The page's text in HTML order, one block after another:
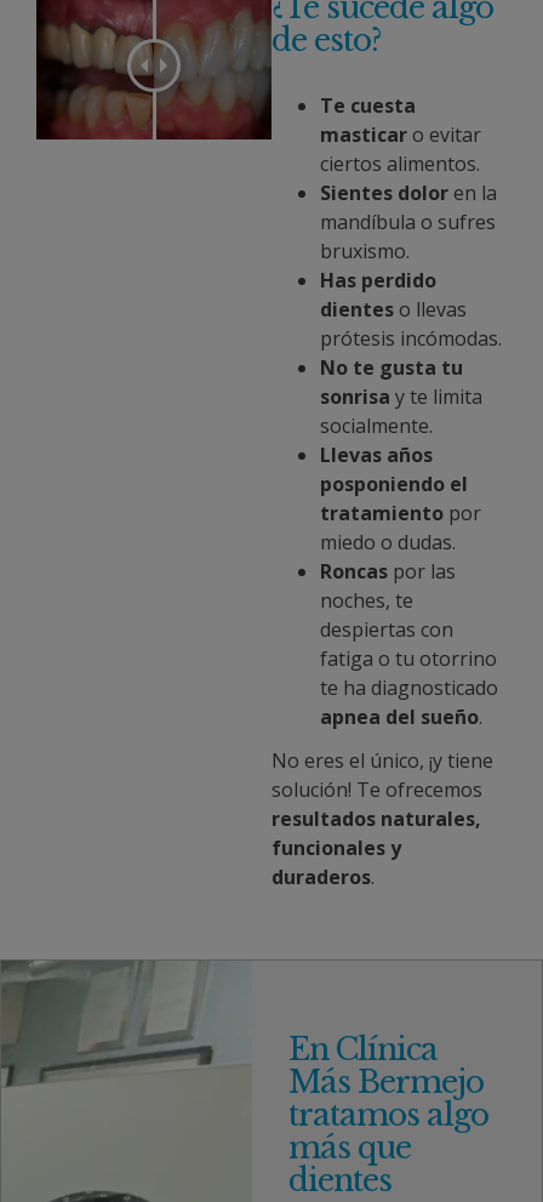
¿Te sucede algo
de esto?
Te cuesta
masticaro evitar
ciertos alimentos.
Sientes dolor en la
mandíbula o sufres
bruxismo.
Has perdido
dienteso llevas
prótesis incómodas.
No te gusta tu
sonrisa y te limita
socialmente.
Llevas años
posponiendo el
tratamiento por
miedo o dudas.
Roncas por las
noches, te
despiertas con
fatiga o tu otorrino
te ha diagnosticado
apnea del sueño.
No eres el único, ¡y tiene
solución! Te ofrecemos
resultados naturales,
funcionales y
duraderos.
En Clínica
Más Bermejo
tratamos algo
más que
dientes